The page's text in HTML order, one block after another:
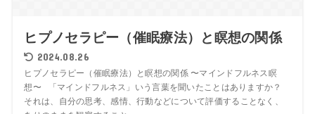
ヒプノセラピー（催眠療法）と瞑想の関係
2024.08.26
ヒプノセラピー（催眠療法）と瞑想の関係 〜マインドフルネス瞑
想〜 「マインドフルネス」いう言葉を聞いたことはありますか？
それは、自分の思考、感情、行動などについて評価することなく、